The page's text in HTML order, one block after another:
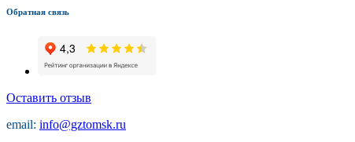
Обратная связь
Оставить отзыв
email: info@gztomsk.ru